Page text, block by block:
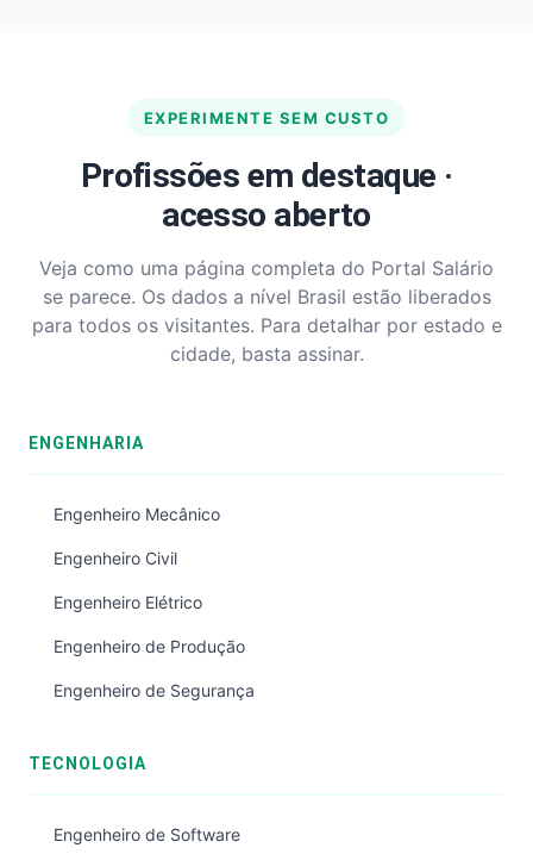
EXPERIMENTE SEM CUSTO
Profissões em destaque ·
acesso aberto
Veja como uma página completa do Portal Salário
se parece. Os dados a nível Brasil estão liberados
para todos os visitantes. Para detalhar por estado e
cidade, basta assinar.
ENGENHARIA
Engenheiro Mecânico
Engenheiro Civil
Engenheiro Elétrico
Engenheiro de Produção
Engenheiro de Segurança
TECNOLOGIA
Engenheiro de Software